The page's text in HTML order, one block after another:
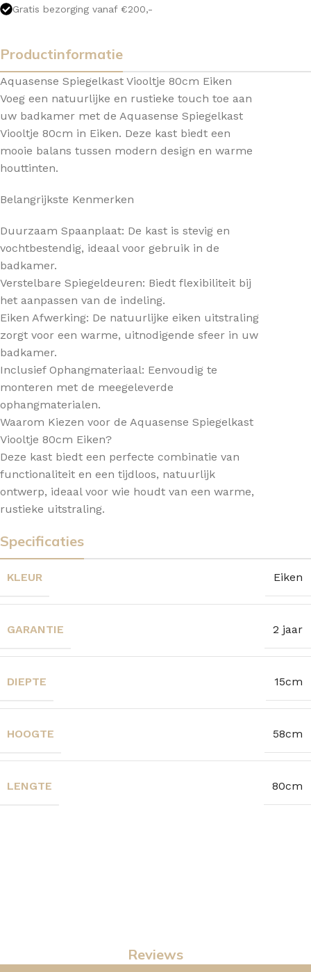
Gratis bezorging vanaf €200,-
Productinformatie
Aquasense Spiegelkast Viooltje 80cm Eiken
Voeg een natuurlijke en rustieke touch toe aan
uw badkamer met de Aquasense Spiegelkast
Viooltje 80cm in Eiken. Deze kast biedt een
mooie balans tussen modern design en warme
houttinten.
Belangrijkste Kenmerken
Duurzaam Spaanplaat: De kast is stevig en
vochtbestendig, ideaal voor gebruik in de
badkamer.
Verstelbare Spiegeldeuren: Biedt flexibiliteit bij
het aanpassen van de indeling.
Eiken Afwerking: De natuurlijke eiken uitstraling
zorgt voor een warme, uitnodigende sfeer in uw
badkamer.
Inclusief Ophangmateriaal: Eenvoudig te
monteren met de meegeleverde
ophangmaterialen.
Waarom Kiezen voor de Aquasense Spiegelkast
Viooltje 80cm Eiken?
Deze kast biedt een perfecte combinatie van
functionaliteit en een tijdloos, natuurlijk
ontwerp, ideaal voor wie houdt van een warme,
rustieke uitstraling.
Specificaties
KLEUR Eiken
GARANTIE 2 jaar
DIEPTE 15cm
HOOGTE 58cm
LENGTE 80cm
Reviews